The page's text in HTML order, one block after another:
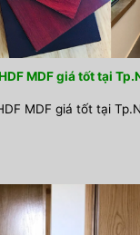
MDF giá tốt tại
MDF giá tốt tại